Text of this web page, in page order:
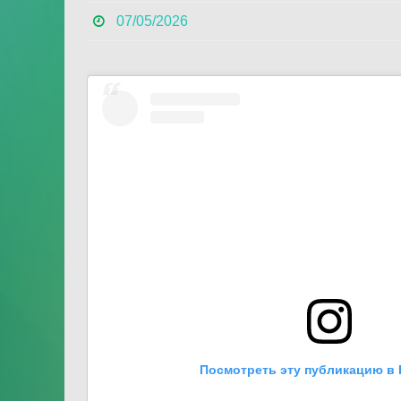
07/05/2026
Посмотреть эту публикацию в